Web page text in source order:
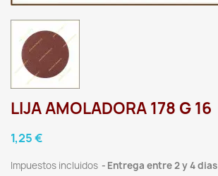
LIJA AMOLADORA 178 G 16
1,25 €
Impuestos incluidos Entrega entre 2 y 4 dias